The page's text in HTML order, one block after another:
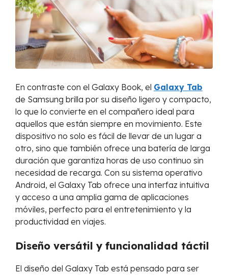
En contraste con el Galaxy Book, el Galaxy Tab
de Samsung brilla por su diseño ligero y compacto,
lo que lo convierte en el compañero ideal para
aquellos que están siempre en movimiento. Este
dispositivo no solo es fácil de llevar de un lugar a
otro, sino que también ofrece una batería de larga
duración que garantiza horas de uso continuo sin
necesidad de recarga. Con su sistema operativo
Android, el Galaxy Tab ofrece una interfaz intuitiva
y acceso a una amplia gama de aplicaciones
móviles, perfecto para el entretenimiento y la
productividad en viajes.
Diseño versátil y funcionalidad táctil
El diseño del Galaxy Tab está pensado para ser